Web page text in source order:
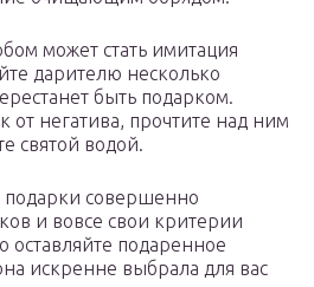
может стать имитация
дарителю несколько
быть подарком.
от негатива, прочтите над ним
святой водой.
совершенно
и вовсе свои критерии
оставляйте подаренное
искренне выбрала для вас